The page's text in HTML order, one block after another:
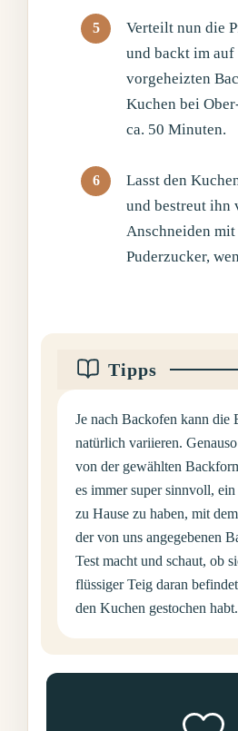
Verteilt nun die
und backt im auf
vorgeheizten
Kuchen bei
ca. 50 Minuten.
Lasst den
und bestreut ihn
Anschneiden mit
Puderzucker,
Tipps
Je nach Backofen kann die
natürlich variieren.
von der gewählten
es immer super sinnvoll,
zu Hause zu haben, mit
der von uns angegebenen
Test macht und schaut, ob
flüssiger Teig daran
den Kuchen gestochen habt.